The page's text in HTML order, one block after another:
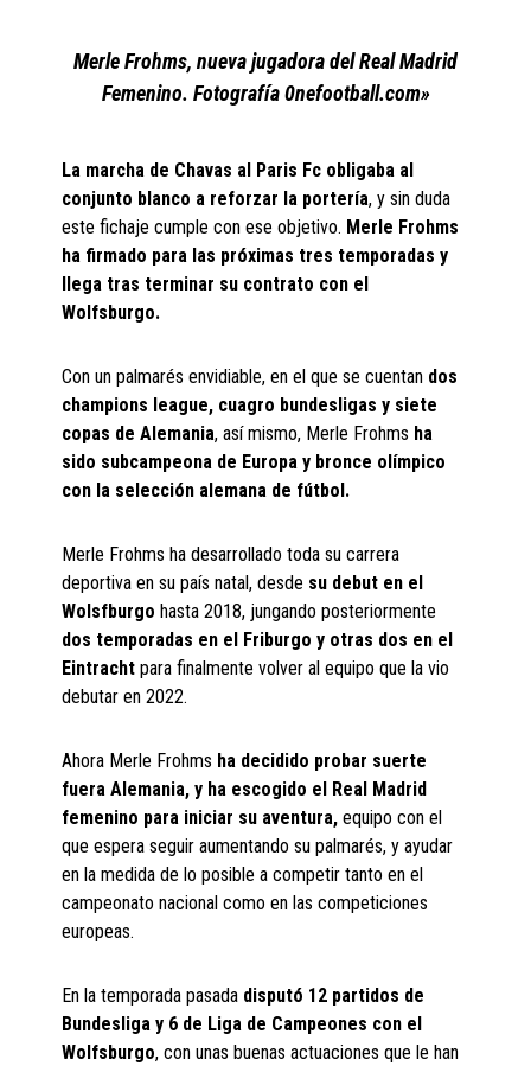
Merle Frohms, nueva jugadora del Real Madrid
Femenino. Fotografía 0nefootball.com»
La marcha de Chavas al Paris Fc obligaba al
conjunto blanco a reforzar la portería, y sin duda
este fichaje cumple con ese objetivo. Merle Frohms
ha firmado para las próximas tres temporadas y
llega tras terminar su contrato con el
Wolfsburgo.
Con un palmarés envidiable, en el que se cuentan dos
champions league, cuagro bundesligas y siete
copas de Alemania, así mismo, Merle Frohms ha
sido subcampeona de Europa y bronce olímpico
con la selección alemana de fútbol.
Merle Frohms ha desarrollado toda su carrera
deportiva en su país natal, desde su debut en el
Wolsfburgo hasta 2018, jungando posteriormente
dos temporadas en el Friburgo y otras dos en el
Eintracht para finalmente volver al equipo que la vio
debutar en 2022.
Ahora Merle Frohms ha decidido probar suerte
fuera Alemania, y ha escogido el Real Madrid
femenino para iniciar su aventura, equipo con el
que espera seguir aumentando su palmarés, y ayudar
en la medida de lo posible a competir tanto en el
campeonato nacional como en las competiciones
europeas.
En la temporada pasada disputó 12 partidos de
Bundesliga y 6 de Liga de Campeones con el
Wolfsburgo, con unas buenas actuaciones que le han